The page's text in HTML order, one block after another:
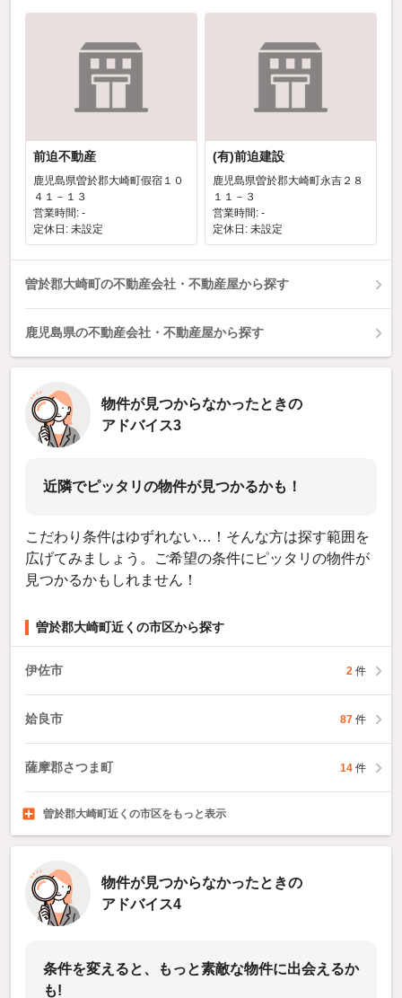
前迫不動産
鹿児島県曽於郡大崎町假宿１０
４１－１３
営業時間: -
定休日: 未設定
(有)前迫建設
鹿児島県曽於郡大崎町永吉２８
１１－３
営業時間: -
定休日: 未設定
曽於郡大崎町の不動産会社・不動産屋から探す
鹿児島県の不動産会社・不動産屋から探す
物件が見つからなかったときの
アドバイス3
近隣でピッタリの物件が見つかるかも！
こだわり条件はゆずれない…！そんな方は探す範囲を
広げてみましょう。ご希望の条件にピッタリの物件が
見つかるかもしれません！
曽於郡大崎町近くの市区から探す
伊佐市 2 件
姶良市 87 件
薩摩郡さつま町 14 件
肝属郡東串良町1件
肝属郡肝付町2件
鹿児島市1,110件
曽於郡大崎町近くの市区をもっと表示
物件が見つからなかったときの
アドバイス4
条件を変えると、もっと素敵な物件に出会えるか
も!